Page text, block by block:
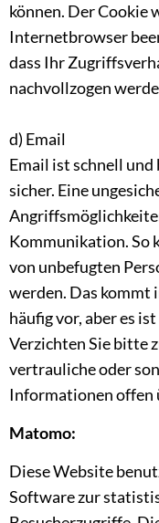
können. Der Cookie
Internetbrowser
dass Ihr
nachvollzogen
d) Email
Email ist schnell
sicher. Eine
Kommunikation. So
von unbefugten
werden. Das kommt
häufig vor, aber es
Verzichten Sie bitte
vertrauliche oder
Informationen offen
Matomo:
Diese Website
Software zur